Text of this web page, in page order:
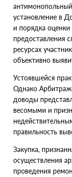
установление в
и порядка оценки
предоставления
ресурсах
объективно
Устоявшейся
Однако
доводы
весомыми и
правильность
Закупка,
осуществления
проведения